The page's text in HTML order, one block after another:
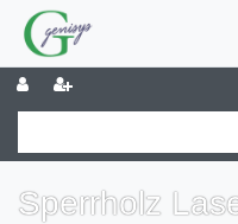
Sperrholz